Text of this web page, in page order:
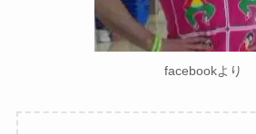
facebookより